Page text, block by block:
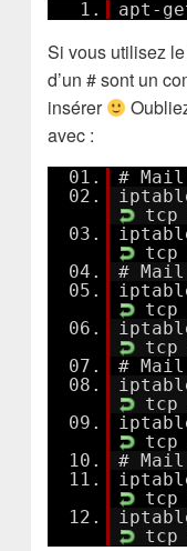
1. apt-
Si vous utilisez
d’un # sont un
insérer
avec :
01. # Mail
02.
tcp
03.
tcp
04.
# Mail
05.
tcp
06.
tcp
07.
# Mail
08.
tcp
09.
tcp
10.
# Mail
11.
tcp
12.
tcp